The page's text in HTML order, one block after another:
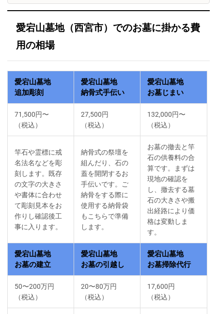
愛宕山墓地（西宮市）でのお墓に掛かる費
用の相場
愛宕山墓地
追加彫刻
愛宕山墓地
納骨式手伝い
愛宕山墓地
お墓じまい
71,500円〜
（税込）
27,500円
（税込）
132,000円〜
（税込）
竿石や霊標に戒
名法名などを彫
刻します。既存
の文字の大きさ
や書体に合わせ
て彫刻見本をお
作りし確認後工
事に入ります。
納骨式の祭壇を
組んだり、石の
蓋を開閉するお
手伝いです。ご
納骨をする際に
使用する納骨袋
もこちらで準備
します。
お墓の撤去と竿
石の供養料の合
算です。まずは
現地の確認を
し、撤去する墓
石の大きさや搬
出経路により価
格は変動しま
す。
愛宕山墓地
お墓の建立
愛宕山墓地
お墓の引越し
愛宕山墓地
お墓掃除代行
50〜200万円
（税込）
20〜80万円
（税込）
17,600円
（税込）